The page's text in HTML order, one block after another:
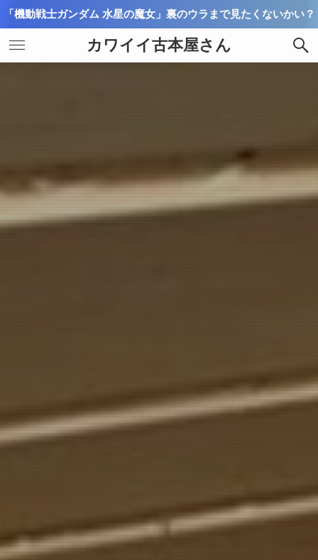
「機動戦士ガンダム 水星の魔女」裏のウラまで見たくないかい？
カワイイ古本屋さん